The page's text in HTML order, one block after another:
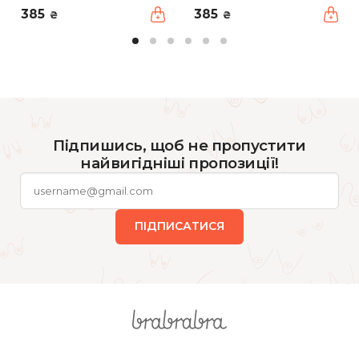
385 ₴ 385 ₴
Підпишись, щоб не пропустити
найвигідніші пропозиції!
ПІДПИСАТИСЯ